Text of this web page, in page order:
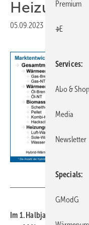
Heizungen
05.09.2023 Druckvorschau
Im 1. Halbjahr 2023 ist
Premium
+E
Services
Abo & Shop
Media
Newsletter
Specials
GModG